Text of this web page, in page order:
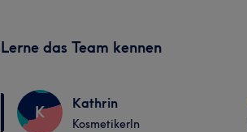
Lerne das Team kennen
K Kathrin
KosmetikerIn